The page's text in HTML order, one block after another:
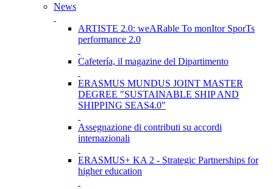
News
ARTISTE 2.0: weARable To monItor SporTs
performance 2.0
Cafetería, il magazine del Dipartimento
ERASMUS MUNDUS JOINT MASTER
DEGREE "SUSTAINABLE SHIP AND
SHIPPING SEAS4.0"
Assegnazione di contributi su accordi
internazionali
ERASMUS+ KA 2 - Strategic Partnerships for
higher education